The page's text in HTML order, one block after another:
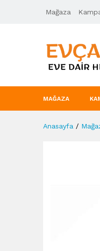
Mağaza
MAĞAZA
Anasayfa /
Ürün